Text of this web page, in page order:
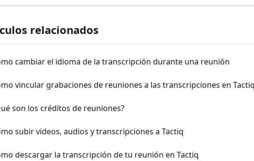
relacionados
cambiar el idioma de la transcripción durante una reunión
vincular grabaciones de reuniones a las transcripciones en Tactiq
son los créditos de reuniones?
subir videos, audios y transcripciones a Tactiq
descargar la transcripción de tu reunión en Tactiq